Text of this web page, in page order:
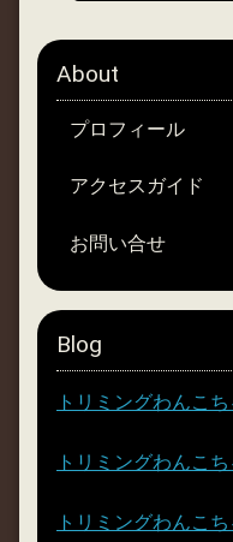
About
プロフィール
アクセスガイド
お問い合せ
Blog
トリミングわんこ
トリミングわんこ
トリミングわんこ